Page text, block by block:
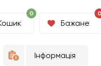
0 0
Бажане
Інформація